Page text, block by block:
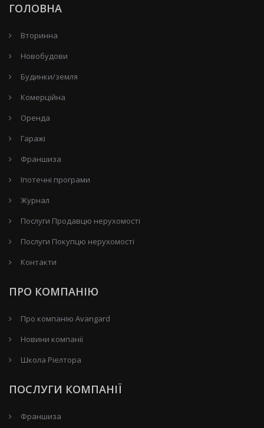
ГОЛОВНА
Вторинна
Новобудови
Будинки/земля
Комерційна
Оренда
Гаражі
Франшиза
Іпотечні програми
Журнал
Послуги Продавцю нерухомості
Послуги Покупцю нерухомості
Контакти
ПРО КОМПАНІЮ
Про компанію Avangard
Новини компанії
Школа Ріелтора
ПОСЛУГИ КОМПАНІЇ
Франшиза